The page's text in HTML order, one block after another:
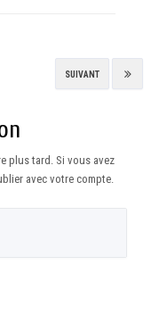
SUIVANT
plus tard. Si vous avez
avec votre compte.